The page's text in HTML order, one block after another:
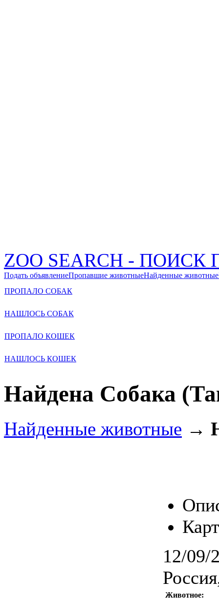
ZOO SEARCH -
Подать объявлениеПропавшие животныеНайденные животные
ПРОПАЛО СОБАК
НАШЛОСЬ СОБАК
ПРОПАЛО КОШЕК
НАШЛОСЬ КОШЕК
Найдена Собака
Найденные животные →
12/09/
Животное: